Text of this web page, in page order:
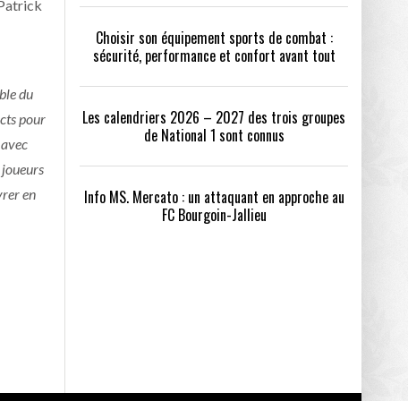
du
pour
en
Choisir son équipement sports de combat :
sécurité, performance et confort avant tout
Les calendriers 2026 – 2027 des trois groupes
de National 1 sont connus
Info MS. Mercato : un attaquant en approche au
FC Bourgoin-Jallieu